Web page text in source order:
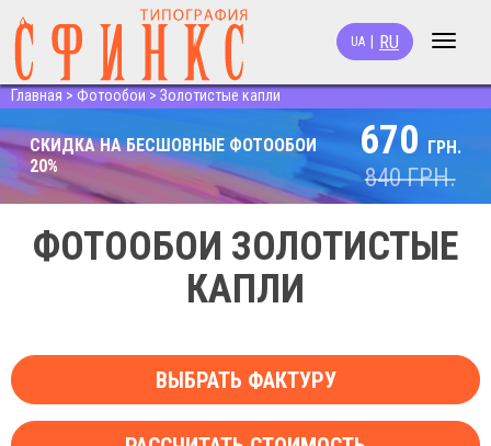
Toggle
UA RU
Главная > Фотообои > Золотистые капли
СКИДКА НА БЕСШОВНЫЕ ФОТООБОИ
20%
670 ГРН.
840ГРН.
ФОТООБОИ ЗОЛОТИСТЫЕ
КАПЛИ
ВЫБРАТЬ ФАКТУРУ